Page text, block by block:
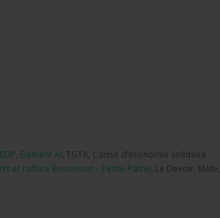
EDP, Element AI, TGTA, Caisse d’économie solidaire
et culture Rosemont – Petite-Patrie, Le Devoir, MAtv,